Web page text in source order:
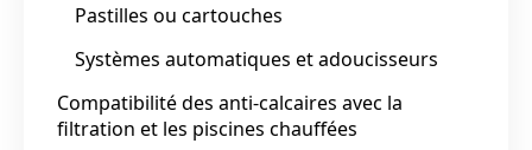
Pastilles ou cartouches
Systèmes automatiques et adoucisseurs
Compatibilité des anti-calcaires avec la
filtration et les piscines chauffées